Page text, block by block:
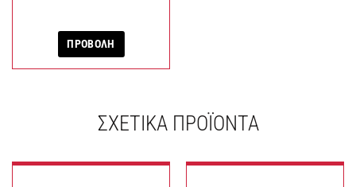
ΠΡΟΒΟΛΗ
ΣΧΕΤΙΚΆ ΠΡΟΪΌΝΤΑ